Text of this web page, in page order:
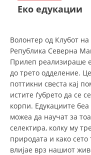
ЧЛЕНСТВО
Еко едукации
Волонтер од Клубот
Република Северна
Прилеп реализираше
до трето одделение.
поттикни свеста кај
истите ѓубрето да се
корпи. Едукациите
можеа да научат за
селектира, колку му
природата и како
влијае врз нашиот